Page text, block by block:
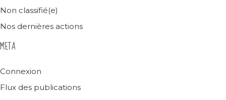
Non classifié(e)
Nos dernières actions
META
Connexion
Flux des publications